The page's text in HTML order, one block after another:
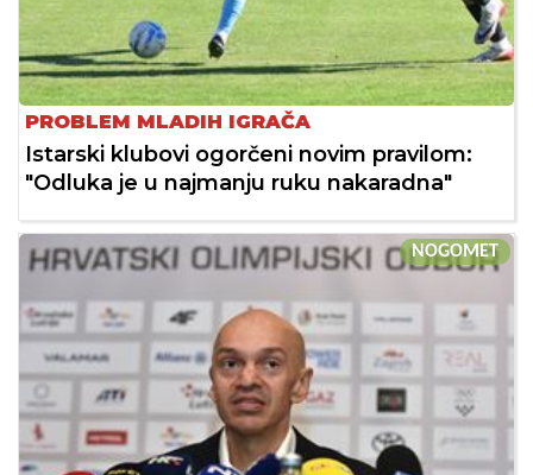
PROBLEM MLADIH IGRAČA
Istarski klubovi ogorčeni novim pravilom:
"Odluka je u najmanju ruku nakaradna"
NOGOMET